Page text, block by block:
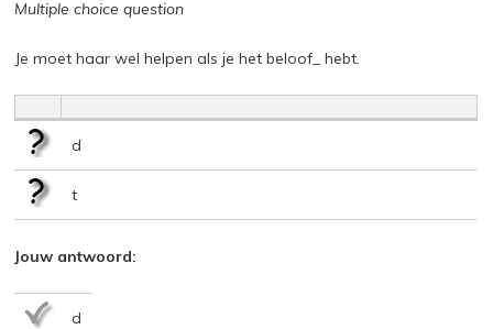
Multiple choice question
Je moet haar wel helpen als je het beloof_ hebt.
d
t
Jouw antwoord:
d